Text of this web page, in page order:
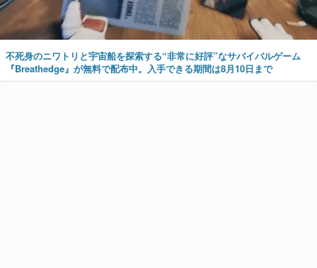
不死身のニワトリと宇宙船を探索する“非常に好評”なサバイバルゲーム
『Breathedge』が無料で配布中。入手できる期間は8月10日まで